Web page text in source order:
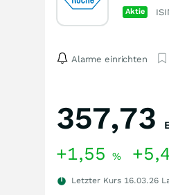
Aktie
Alarme einrichten
357,73
+1,55 %
Letzter Kurs 16.03.26